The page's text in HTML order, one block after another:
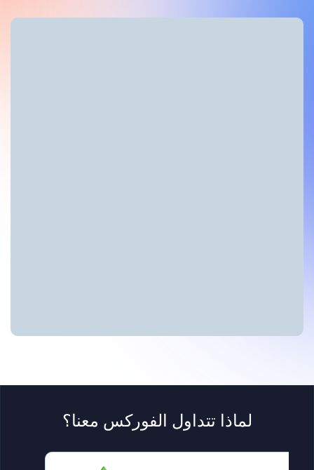
لماذا تتداول الفوركس معنا؟